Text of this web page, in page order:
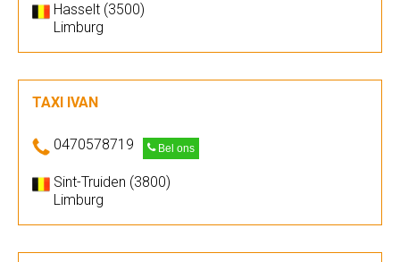
Hasselt (3500)
Limburg
TAXI IVAN
0470578719 Bel ons
Sint-Truiden (3800)
Limburg